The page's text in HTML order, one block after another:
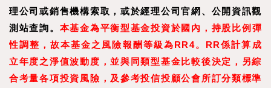
理公司或銷售機構索取，或於經理公司官網、公開資訊觀
測站查詢。 本基金為平衡型基金投資於國內，持股比例彈
性調整，故本基金之風險報酬等級為RR4。RR係計算成
立年度之淨值波動度，並與同類型基金比較後決定，另綜
合考量各項投資風險，及參考投信投顧公會所訂分類標準